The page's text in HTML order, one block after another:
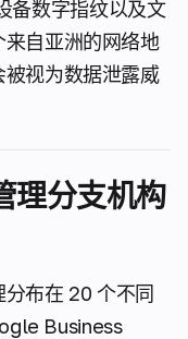
备数字指纹以及文
自亚洲的网络地
视为数据泄露威
理分支机构
布在 20 个不同
Business